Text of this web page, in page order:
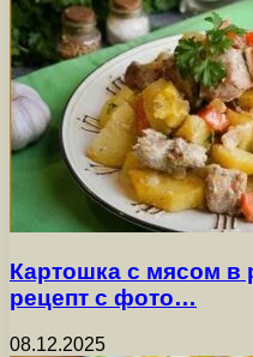
Картошка с мясом в
рецепт с фото…
08.12.2025